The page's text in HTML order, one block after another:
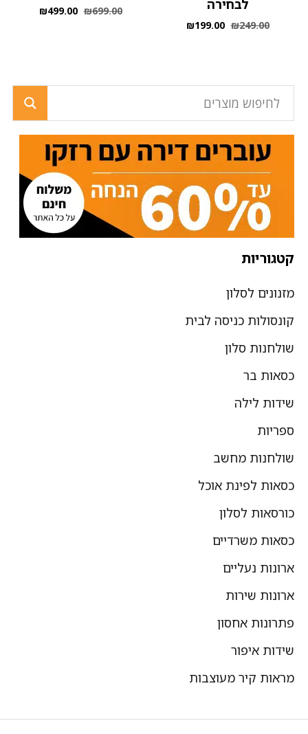
קטגוריות
מזנונים לסלון
קונסולות כניסה לבית
שולחנות סלון
כסאות בר
שידות לילה
ספריות
שולחנות מחשב
כסאות לפינת אוכל
כורסאות לסלון
כסאות משרדיים
ארונות נעליים
ארונות שירות
פתרונות אחסון
שידות איפור
מראות קיר מעוצבות
לבחירה
₪249.00
₪199.00
₪699.00
₪499.00